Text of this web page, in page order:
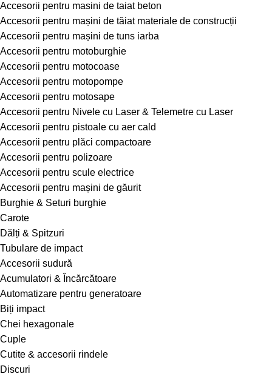
Accesorii pentru masini de taiat beton
Accesorii pentru mașini de tăiat materiale de construcții
Accesorii pentru mașini de tuns iarba
Accesorii pentru motoburghie
Accesorii pentru motocoase
Accesorii pentru motopompe
Accesorii pentru motosape
Accesorii pentru Nivele cu Laser & Telemetre cu Laser
Accesorii pentru pistoale cu aer cald
Accesorii pentru plăci compactoare
Accesorii pentru polizoare
Accesorii pentru scule electrice
Accesorii pentru mașini de găurit
Burghie & Seturi burghie
Carote
Dălți & Spitzuri
Tubulare de impact
Accesorii sudură
Acumulatori & Încărcătoare
Automatizare pentru generatoare
Biți impact
Chei hexagonale
Cuple
Cutite & accesorii rindele
Discuri